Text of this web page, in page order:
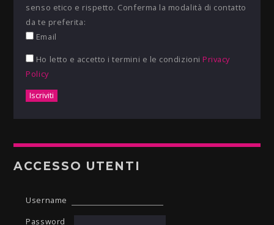
senso etico e rispetto. Conferma la modalità di contatto
da te preferita:
Email
Ho letto e accetto i termini e le condizioni Privacy
Policy
ACCESSO UTENTI
Username
Password